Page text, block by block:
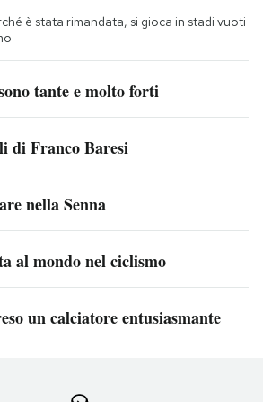
è stata rimandata, si gioca in stadi vuoti
tante e molto forti
di Franco Baresi
nella Senna
al mondo nel ciclismo
un calciatore entusiasmante